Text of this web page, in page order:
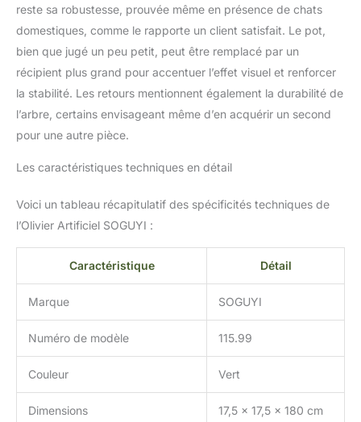
reste sa robustesse, prouvée même en présence de chats
domestiques, comme le rapporte un client satisfait. Le pot,
bien que jugé un peu petit, peut être remplacé par un
récipient plus grand pour accentuer l’effet visuel et renforcer
la stabilité. Les retours mentionnent également la durabilité de
l’arbre, certains envisageant même d’en acquérir un second
pour une autre pièce.
Les caractéristiques techniques en détail
Voici un tableau récapitulatif des spécificités techniques de
l’Olivier Artificiel SOGUYI :
Caractéristique Détail
Marque SOGUYI
Numéro de modèle 115.99
Couleur Vert
Dimensions 17,5 x 17,5 x 180 cm